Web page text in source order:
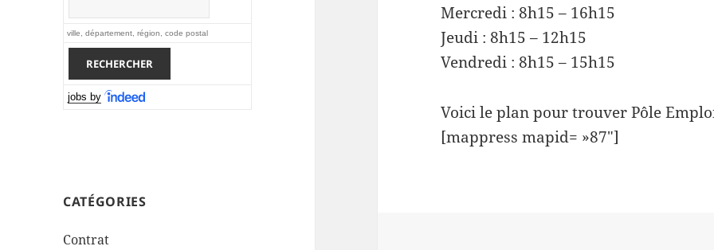
ville, département, région, code postal
jobs by
CATÉGORIES
Contrat
Mercredi : 8h15 – 16h15
Jeudi : 8h15 – 12h15
Vendredi : 8h15 – 15h15
Voici le plan pour trouver Pôle
[mappress mapid= »87″]